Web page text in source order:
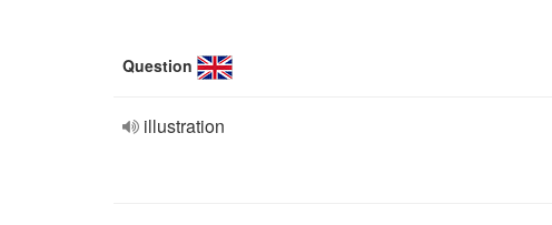
Question
illustration